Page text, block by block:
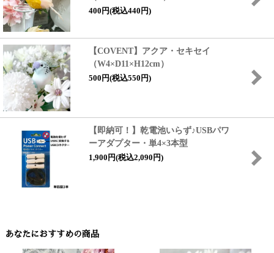
400円(税込440円)
【COVENT】アクア・セキセイ
（W4×D11×H12cm）
500円(税込550円)
【即納可！】乾電池いらず♪USBパワ
ーアダプター・単4×3本型
1,900円(税込2,090円)
あなたにおすすめの商品